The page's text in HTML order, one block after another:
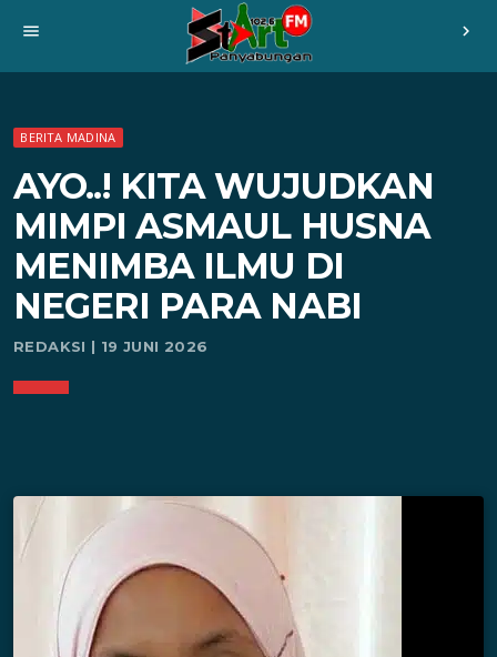
menu chevron_right
BERITA MADINA
AYO..! KITA WUJUDKAN
MIMPI ASMAUL HUSNA
MENIMBA ILMU DI
NEGERI PARA NABI
REDAKSI | 19 JUNI 2026